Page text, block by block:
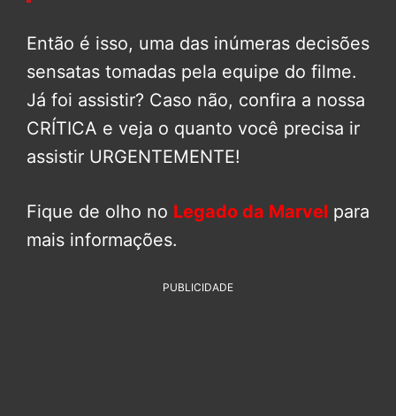
Então é isso, uma das inúmeras decisões
sensatas tomadas pela equipe do filme.
Já foi assistir? Caso não, confira a nossa
CRÍTICA e veja o quanto você precisa ir
assistir URGENTEMENTE!
Fique de olho no Legado da Marvel para
mais informações.
PUBLICIDADE